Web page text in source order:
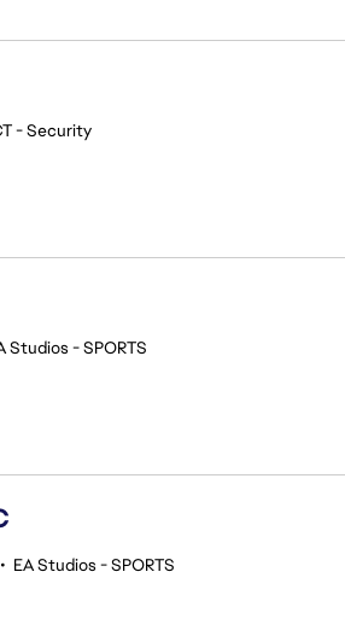
- Security
Studios - SPORTS
• EA Studios - SPORTS